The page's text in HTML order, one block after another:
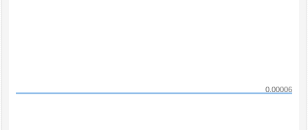
0.00006